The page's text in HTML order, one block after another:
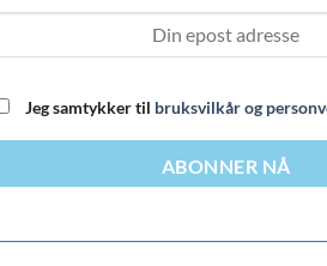
Jeg samtykker til bruksvilkår og
ABONNER NÅ